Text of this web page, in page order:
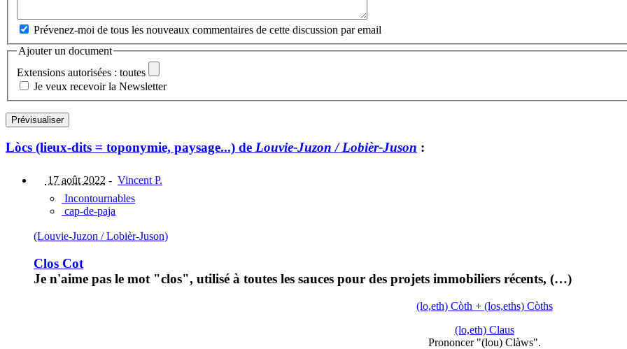
Prévenez-moi de tous les nouveaux commentaires de cette discussion par email
Ajouter un document
Extensions autorisées : toutes
Je veux recevoir la Newsletter
Lòcs (lieux-dits = toponymie, paysage...) de Louvie-Juzon / Lobièr-Juson :
17 août 2022 - Vincent P.
Incontournables
cap-de-paja
(Louvie-Juzon / Lobièr-Juson)
Clos Cot
Je n'aime pas le mot "clos", utilisé à toutes les sauces pour des projets immobiliers récents, (…)
(lo,eth) Còth + (los,eths) Còths
(lo,eth) Claus
Prononcer "(lou) Clàws".